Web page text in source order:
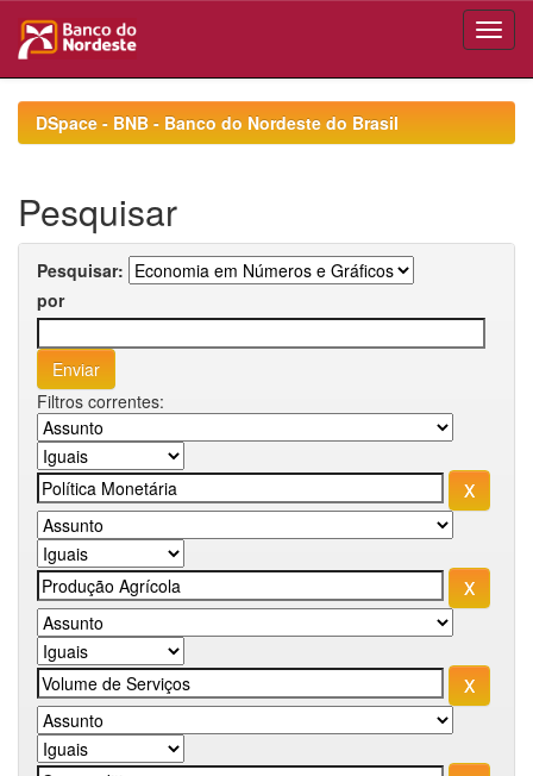
navigationDSpace - BNB - Banco do Nordeste do Brasil
Pesquisar
Pesquisar:
por
Filtros correntes: